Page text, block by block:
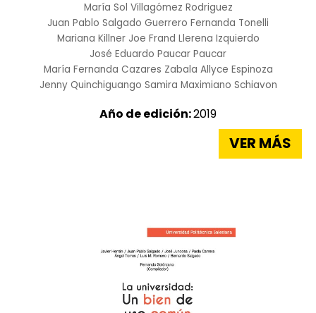
María Sol Villagómez Rodriguez
Juan Pablo Salgado Guerrero Fernanda Tonelli
Mariana Killner Joe Frand Llerena Izquierdo
José Eduardo Paucar Paucar
María Fernanda Cazares Zabala Allyce Espinoza
Jenny Quinchiguango Samira Maximiano Schiavon
Año de edición:2019
VER MÁS